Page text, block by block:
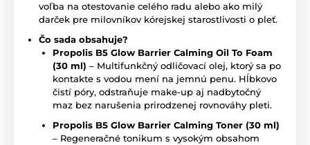
voľba na otestovanie celého radu alebo ako milý
darček pre milovníkov kórejskej starostlivosti o pleť.
Čo sada obsahuje?
Propolis B5 Glow Barrier Calming Oil To Foam
(30 ml) – Multifunkčný odličovací olej, ktorý sa po
kontakte s vodou mení na jemnú penu. Hĺbkovo
čistí póry, odstraňuje make-up aj nadbytočný
maz bez narušenia prirodzenej rovnováhy pleti.
Propolis B5 Glow Barrier Calming Toner (30 ml)
– Regeneračné tonikum s vysokým obsahom